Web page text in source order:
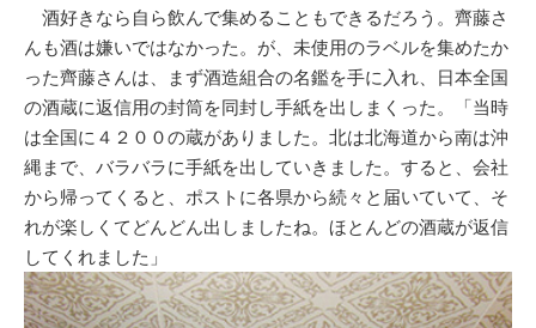
酒好きなら自ら飲んで集めることもできるだろう。齊藤さ
んも酒は嫌いではなかった。が、未使用のラベルを集めたか
った齊藤さんは、まず酒造組合の名鑑を手に入れ、日本全国
の酒蔵に返信用の封筒を同封し手紙を出しまくった。「当時
は全国に４２００の蔵がありました。北は北海道から南は沖
縄まで、バラバラに手紙を出していきました。すると、会社
から帰ってくると、ポストに各県から続々と届いていて、そ
れが楽しくてどんどん出しましたね。ほとんどの酒蔵が返信
してくれました」